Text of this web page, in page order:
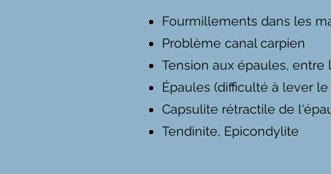
Fourmillements dans les
Problème canal carpien
Tension aux épaules,
Épaules (difficulté à lever
Capsulite rétractile de
Tendinite, Epicondylite